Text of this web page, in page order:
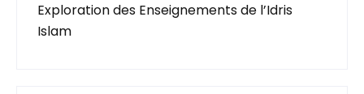
Exploration des Enseignements de l’Idris
Islam